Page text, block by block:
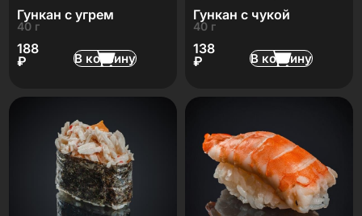
Гункан с угрем
40 г
188
₽
В корзину
Гункан с чукой
40 г
138
₽
В корзину